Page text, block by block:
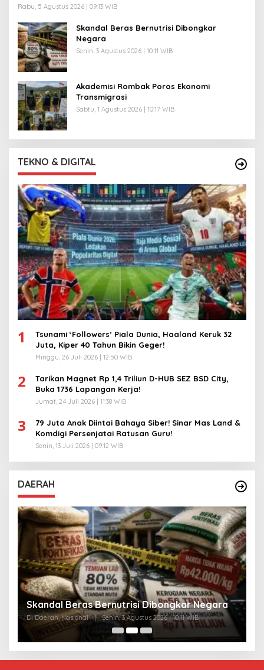
Rabu, 5 Agustus 2026 | 09:13 WIB
Skandal Beras Bernutrisi Dibongkar
Negara
Senin, 3 Agustus 2026 | 10:11 WIB
Akademisi Rombak Poros Ekonomi
Transmigrasi
Sabtu, 1 Agustus 2026 | 10:17 WIB
TEKNO & DIGITAL
1
Tsunami ‘Followers’ Piala Dunia, Haaland Keruk 32
Juta, Kiper 40 Tahun Bikin Geger!
Minggu, 26 Juli 2026 | 12:50 WIB
2
Tarikan Magnet Rp 1,4 Triliun D-HUB SEZ BSD City,
Buka 1736 Lapangan Kerja!
Jumat, 24 Juli 2026 | 11:38 WIB
3
79 Juta Anak Diintai Bahaya Siber! Sinar Mas Land &
Komdigi Persenjatai Ratusan Guru!
Senin, 13 Juli 2026 | 09:12 WIB
DAERAH
Skandal Beras Bernutrisi Dibongkar Negara
Di Daerah, Nasional | Senin, 3 Agustus 2026 | 10:11 WIB